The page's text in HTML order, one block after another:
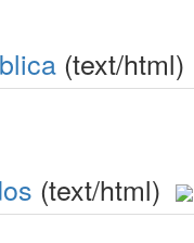
(text/html)
(text/html)